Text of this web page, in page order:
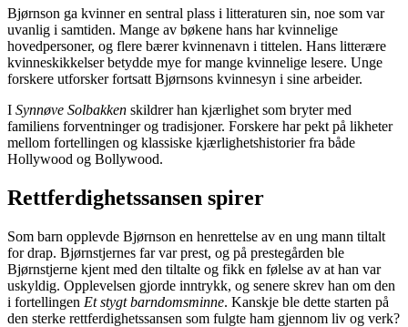
Bjørnson ga kvinner en sentral plass i litteraturen sin, noe som var
uvanlig i samtiden. Mange av bøkene hans har kvinnelige
hovedpersoner, og flere bærer kvinnenavn i tittelen. Hans litterære
kvinneskikkelser betydde mye for mange kvinnelige lesere. Unge
forskere utforsker fortsatt Bjørnsons kvinnesyn i sine arbeider.
I Synnøve Solbakken skildrer han kjærlighet som bryter med
familiens forventninger og tradisjoner. Forskere har pekt på likheter
mellom fortellingen og klassiske kjærlighetshistorier fra både
Hollywood og Bollywood.
Rettferdighetssansen spirer
Som barn opplevde Bjørnson en henrettelse av en ung mann tiltalt
for drap. Bjørnstjernes far var prest, og på prestegården ble
Bjørnstjerne kjent med den tiltalte og fikk en følelse av at han var
uskyldig. Opplevelsen gjorde inntrykk, og senere skrev han om den
i fortellingen Et stygt barndomsminne. Kanskje ble dette starten på
den sterke rettferdighetssansen som fulgte ham gjennom liv og verk?